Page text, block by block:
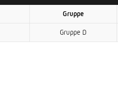
Gruppe
Gruppe D